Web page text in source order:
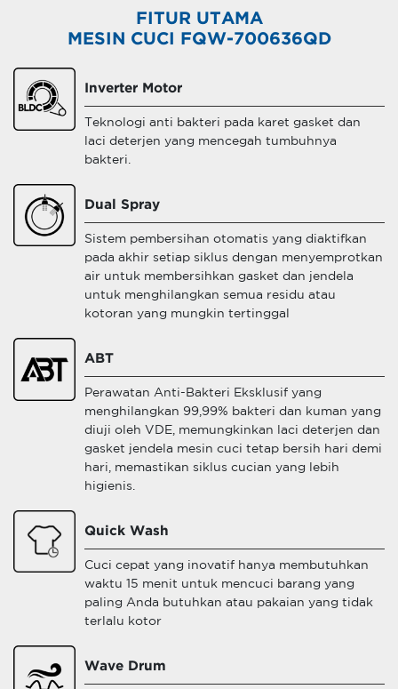
FITUR UTAMA
MESIN CUCI FQW-700636QD
Inverter Motor
Teknologi anti bakteri pada karet gasket dan
laci deterjen yang mencegah tumbuhnya
bakteri.
Dual Spray
Sistem pembersihan otomatis yang diaktifkan
pada akhir setiap siklus dengan menyemprotkan
air untuk membersihkan gasket dan jendela
untuk menghilangkan semua residu atau
kotoran yang mungkin tertinggal
ABT
Perawatan Anti-Bakteri Eksklusif yang
menghilangkan 99,99% bakteri dan kuman yang
diuji oleh VDE, memungkinkan laci deterjen dan
gasket jendela mesin cuci tetap bersih hari demi
hari, memastikan siklus cucian yang lebih
higienis.
Quick Wash
Cuci cepat yang inovatif hanya membutuhkan
waktu 15 menit untuk mencuci barang yang
paling Anda butuhkan atau pakaian yang tidak
terlalu kotor
Wave Drum